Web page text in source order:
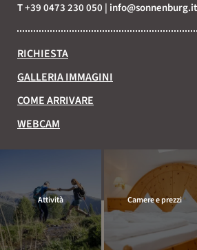
T +39 0473 230 050 | info@sonnenburg.it
RICHIESTA
GALLERIA IMMAGINI
COME ARRIVARE
WEBCAM
Attività Camere e prezzi